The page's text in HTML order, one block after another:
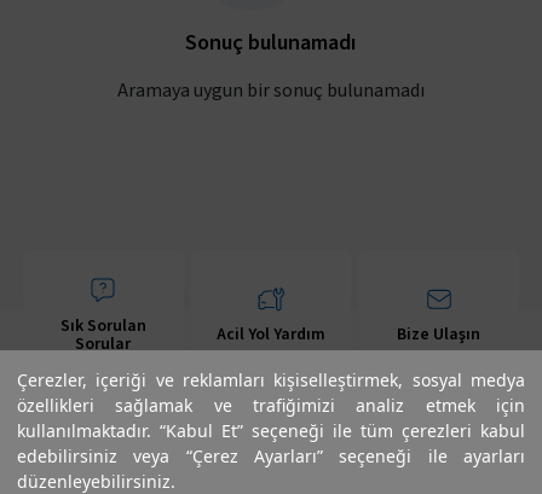
Çerezler, içeriği ve reklamları kişiselleştirmek, sosyal medya
özellikleri sağlamak ve trafiğimizi analiz etmek için
kullanılmaktadır. “Kabul Et” seçeneği ile tüm çerezleri kabul
edebilirsiniz veya “Çerez Ayarları” seçeneği ile ayarları
düzenleyebilirsiniz.
Sonuç bulunamadı
Aramaya uygun bir sonuç bulunamadı
Sık Sorulan
Sorular Acil Yol Yardım Bize Ulaşın